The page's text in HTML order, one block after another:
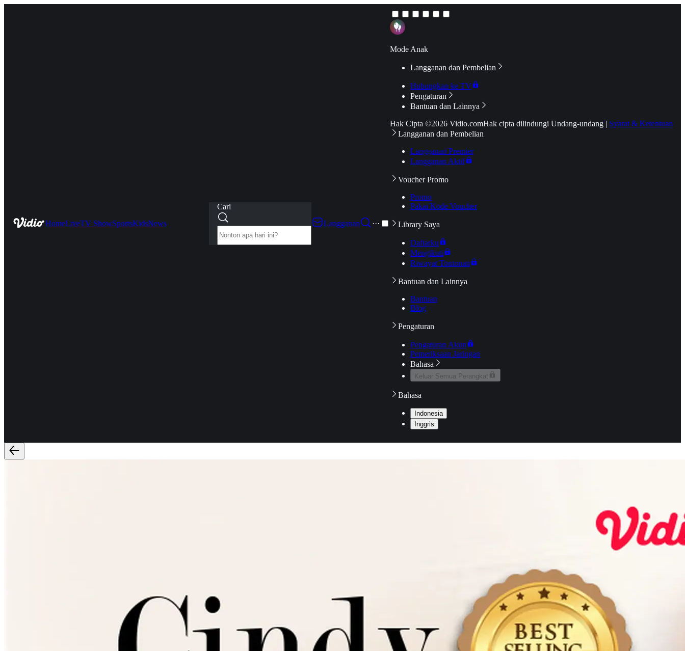
HomeLiveTV ShowSportsKidsNews
Cari
Langganan
···
Mode Anak
Langganan dan Pembelian
Hubungkan ke TV
Pengaturan
Bantuan dan Lainnya
Hak Cipta ©2026 Vidio.comHak cipta dilindungi Undang-undang | Syarat & Ketentuan
Langganan dan Pembelian
Langganan Premier
Langganan Aktif
Voucher Promo
Promo
Pakai Kode Voucher
Library Saya
Daftarku
Mengikuti
Riwayat Tontonan
Bantuan dan Lainnya
Bantuan
Blog
Pengaturan
Pengaturan Akun
Pemeriksaan Jaringan
Bahasa
Keluar Semua Perangkat
Bahasa
Indonesia
Inggris